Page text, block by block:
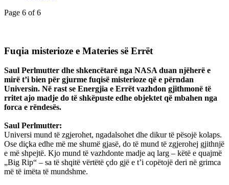
Page 6 of 6
Fuqia misterioze e Materies së Errët
Saul Perlmutter dhe shkencëtarë nga NASA duan njëherë e
mirë t’i bien për gjurme fuqisë misterioze që e përndan
Universin. Në rast se Energjia e Errët vazhdon gjithmonë të
rritet ajo madje do të shkëpuste edhe objektet që mbahen nga
forca e rëndesës.
Saul Perlmutter:
Universi mund të zgjerohet, ngadalsohet dhe dikur të pësojë kolaps.
Ose diçka edhe më me shumë gjasë, do të mund të zgjerohej gjithnjë
e më shpejtë. Kjo mund të vazhdonte madje aq larg – këtë e quajmë
„Big Rip“ – sa të shqitë vërtëtë çdo gjë e t’i copëtojë deri në grimca
më të imëta të mundshme.